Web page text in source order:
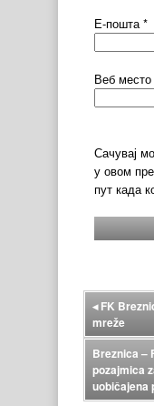
Е-пошта*
Веб место
Сачувај
у овом
пут када
◂FK
mreže
Breznica –
pozajmica
uobičajena